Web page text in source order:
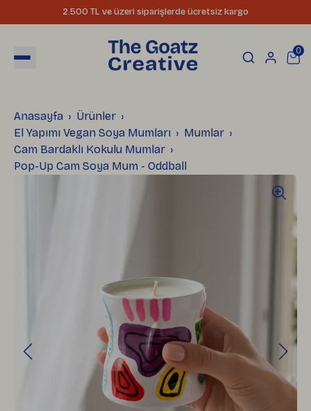
2.500 TL ve üzeri siparişlerde ücretsiz kargo
0
Anasayfa
Ürünler
El Yapımı Vegan Soya Mumları
Mumlar
Cam Bardaklı Kokulu Mumlar
Pop-Up Cam Soya Mum - Oddball